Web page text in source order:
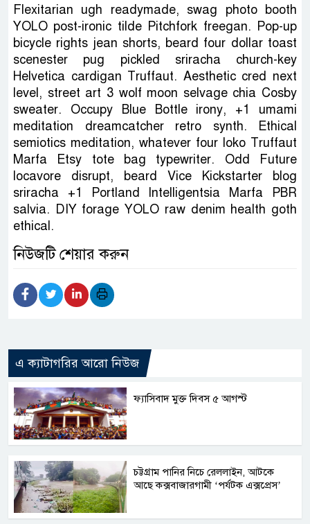
Flexitarian ugh readymade, swag photo booth
YOLO post-ironic tilde Pitchfork freegan. Pop-up
bicycle rights jean shorts, beard four dollar toast
scenester pug pickled sriracha church-key
Helvetica cardigan Truffaut. Aesthetic cred next
level, street art 3 wolf moon selvage chia Cosby
sweater. Occupy Blue Bottle irony, +1 umami
meditation dreamcatcher retro synth. Ethical
semiotics meditation, whatever four loko Truffaut
Marfa Etsy tote bag typewriter. Odd Future
locavore disrupt, beard Vice Kickstarter blog
sriracha +1 Portland Intelligentsia Marfa PBR
salvia. DIY forage YOLO raw denim health goth
ethical.
নিউজটি শেয়ার করুন
এ ক্যাটাগরির আরো নিউজ
ফ্যাসিবাদ মুক্ত দিবস ৫ আগস্ট
চট্টগ্রাম পানির নিচে রেললাইন, আটকে
আছে কক্সবাজারগামী ‘পর্যটক এক্সপ্রেস’